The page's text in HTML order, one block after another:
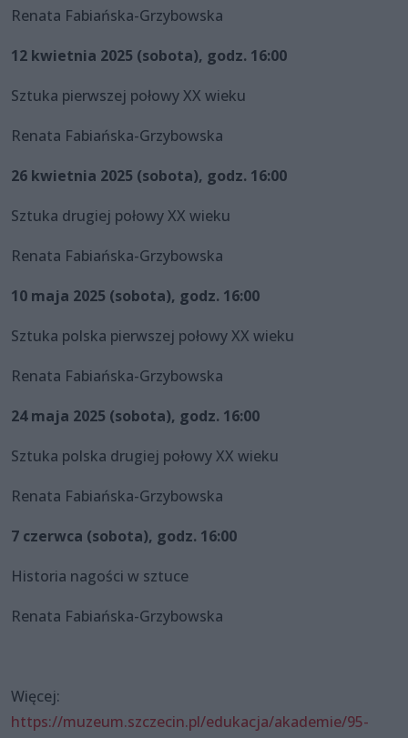
Renata Fabiańska-Grzybowska
12 kwietnia 2025 (sobota), godz. 16:00
Sztuka pierwszej połowy XX wieku
Renata Fabiańska-Grzybowska
26 kwietnia 2025 (sobota), godz. 16:00
Sztuka drugiej połowy XX wieku
Renata Fabiańska-Grzybowska
10 maja 2025 (sobota), godz. 16:00
Sztuka polska pierwszej połowy XX wieku
Renata Fabiańska-Grzybowska
24 maja 2025 (sobota), godz. 16:00
Sztuka polska drugiej połowy XX wieku
Renata Fabiańska-Grzybowska
7 czerwca (sobota), godz. 16:00
Historia nagości w sztuce
Renata Fabiańska-Grzybowska
Więcej:
https://muzeum.szczecin.pl/edukacja/akademie/95-